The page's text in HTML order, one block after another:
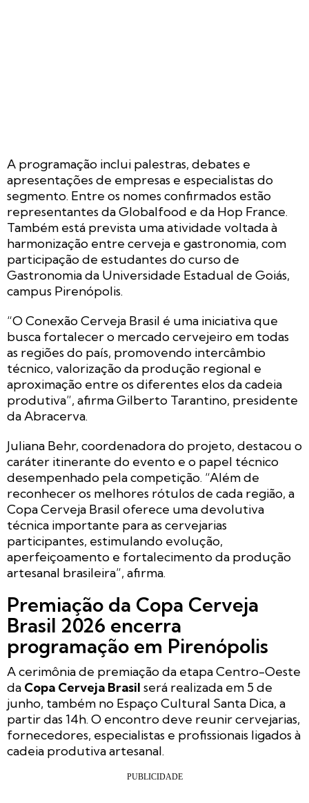
A programação inclui palestras, debates e
apresentações de empresas e especialistas do
segmento. Entre os nomes confirmados estão
representantes da Globalfood e da Hop France.
Também está prevista uma atividade voltada à
harmonização entre cerveja e gastronomia, com
participação de estudantes do curso de
Gastronomia da Universidade Estadual de Goiás,
campus Pirenópolis.
“O Conexão Cerveja Brasil é uma iniciativa que
busca fortalecer o mercado cervejeiro em todas
as regiões do país, promovendo intercâmbio
técnico, valorização da produção regional e
aproximação entre os diferentes elos da cadeia
produtiva”, afirma Gilberto Tarantino, presidente
da Abracerva.
Juliana Behr, coordenadora do projeto, destacou o
caráter itinerante do evento e o papel técnico
desempenhado pela competição. “Além de
reconhecer os melhores rótulos de cada região, a
Copa Cerveja Brasil oferece uma devolutiva
técnica importante para as cervejarias
participantes, estimulando evolução,
aperfeiçoamento e fortalecimento da produção
artesanal brasileira”, afirma.
Premiação da Copa Cerveja
Brasil 2026 encerra
programação em Pirenópolis
A cerimônia de premiação da etapa Centro-Oeste
da Copa Cerveja Brasil será realizada em 5 de
junho, também no Espaço Cultural Santa Dica, a
partir das 14h. O encontro deve reunir cervejarias,
fornecedores, especialistas e profissionais ligados à
cadeia produtiva artesanal.